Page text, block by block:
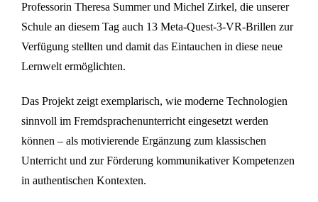
Professorin Theresa Summer und Michel Zirkel, die unserer
Schule an diesem Tag auch 13 Meta-Quest-3-VR-Brillen zur
Verfügung stellten und damit das Eintauchen in diese neue
Lernwelt ermöglichten.
Das Projekt zeigt exemplarisch, wie moderne Technologien
sinnvoll im Fremdsprachenunterricht eingesetzt werden
können – als motivierende Ergänzung zum klassischen
Unterricht und zur Förderung kommunikativer Kompetenzen
in authentischen Kontexten.